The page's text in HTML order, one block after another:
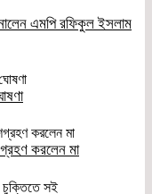
এমপি রফিকুল ইসলাম
করলেন মা